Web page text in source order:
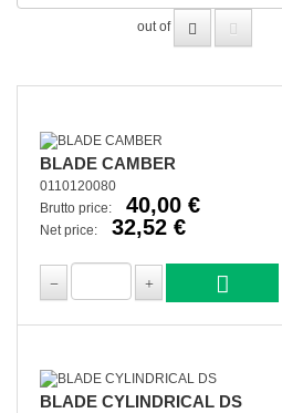
out of
BLADE CAMBER
0110120080
Brutto price:
40,00 €
Net price: 32,52 €
BLADE CYLINDRICAL DS